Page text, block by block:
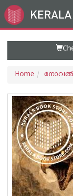
Go
to
Home നോവല്‍